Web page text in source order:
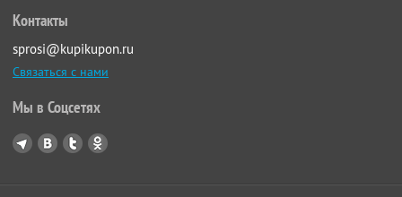
Контакты
sprosi@kupikupon.ru
Связаться с нами
Мы в Соцсетях